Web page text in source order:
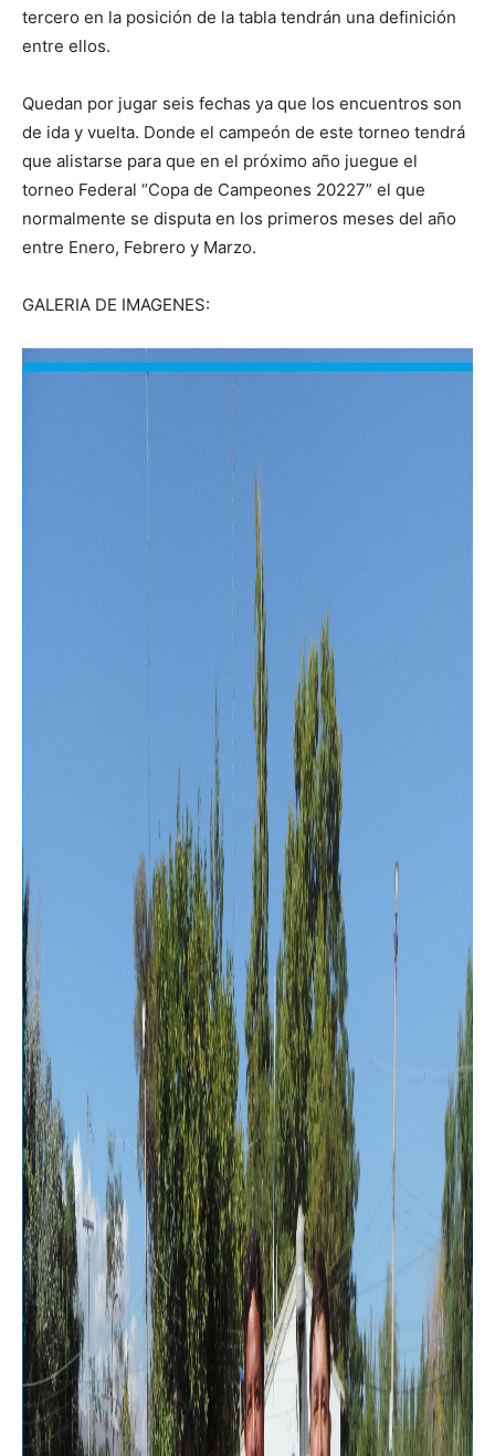
tercero en la posición de la tabla tendrán una definición
entre ellos.
Quedan por jugar seis fechas ya que los encuentros son
de ida y vuelta. Donde el campeón de este torneo tendrá
que alistarse para que en el próximo año juegue el
torneo Federal “Copa de Campeones 20227” el que
normalmente se disputa en los primeros meses del año
entre Enero, Febrero y Marzo.
GALERIA DE IMAGENES: